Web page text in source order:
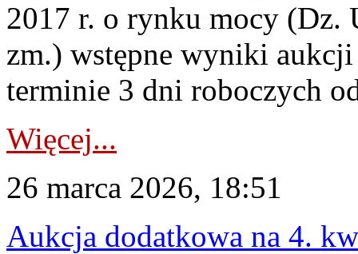
2017 r. o rynku mocy (Dz.
zm.) wstępne wyniki
terminie 3 dni roboczych
Więcej...
26 marca 2026, 18:51
Aukcja dodatkowa na 4.